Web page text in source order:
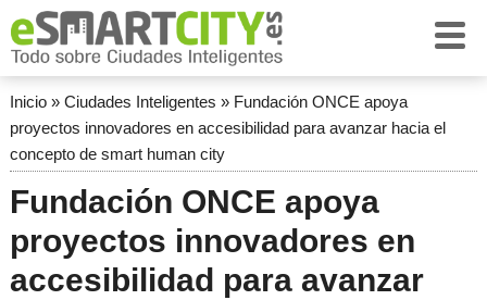
Inicio» Ciudades Inteligentes » Fundación ONCE apoya
proyectos innovadores en accesibilidad para avanzar hacia el
concepto de smart human city
Fundación ONCE apoya
proyectos innovadores en
accesibilidad para avanzar